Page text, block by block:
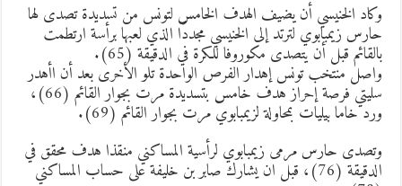
الخنيسي أن يضيف الهدف الخامس لتونس من تسديدة تصدى لها
زيمبابوي لترتد إلى الخنيسي مجددًا الذي لعبها برأسة ارتطمت
قبل أن يتصدى مكوروفا للكرة في الدقيقة (65).
منتخب تونس إهدار الفرص الواحدة تلو الأخرى بعد أن اأهدر
سليتي فرصة إحراز هدف خامس بتسديدة مرت بجوار القائم (66)،
خاما بيليات بمحاولة لزيمبابوي مرت بجوار القائم (69).
حارس مرمى زيمبابوي لرأسية المساكني منقذا هدف محقق في
الدقيقة (76)، قبل ان يشارك صابر بن خليفة على حساب المساكني